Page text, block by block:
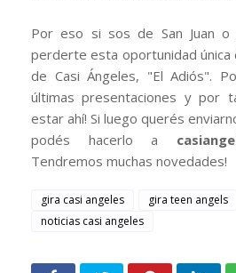
Por eso si sos de San Juan o
perderte esta oportunidad única
de Casi Ángeles, "El Adiós".
últimas presentaciones y por
estar ahí! Si luego querés
podés hacerlo a
Tendremos muchas novedades!
gira casi angeles gira teen angels
noticias casi angeles